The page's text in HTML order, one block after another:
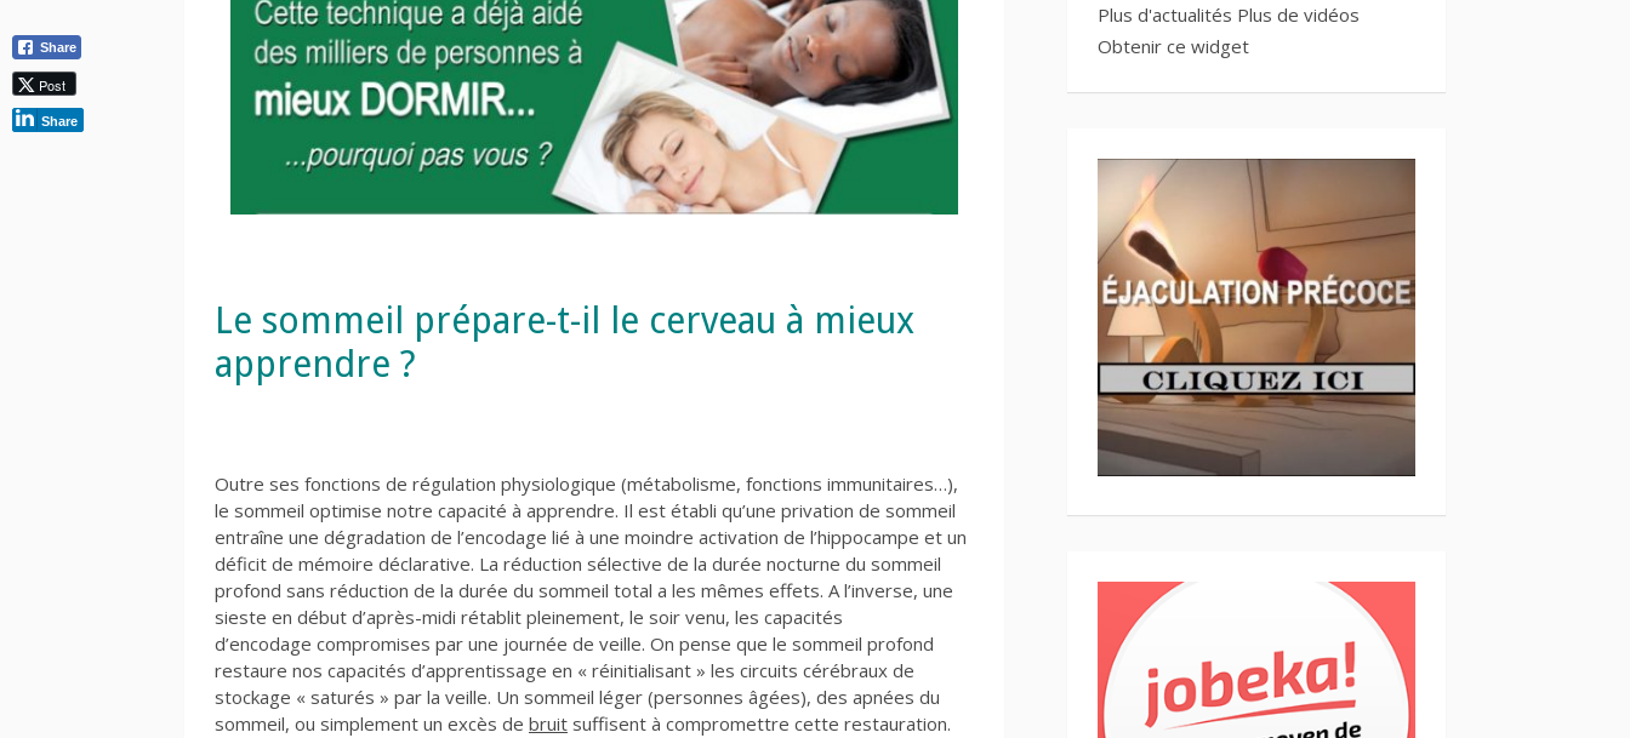
Le sommeil prépare-t-il le cerveau à mieux
apprendre ?
Outre ses fonctions de régulation physiologique (métabolisme, fonctions immunitaires…),
le sommeil optimise notre capacité à apprendre. Il est établi qu’une privation de sommeil
entraîne une dégradation de l’encodage lié à une moindre activation de l’hippocampe et un
déficit de mémoire déclarative. La réduction sélective de la durée nocturne du sommeil
profond sans réduction de la durée du sommeil total a les mêmes effets. A l’inverse, une
sieste en début d’après-midi rétablit pleinement, le soir venu, les capacités
d’encodage compromises par une journée de veille. On pense que le sommeil profond
restaure nos capacités d’apprentissage en « réinitialisant » les circuits cérébraux de
stockage « saturés » par la veille. Un sommeil léger (personnes âgées), des apnées du
sommeil, ou simplement un excès de bruit suffisent à compromettre cette restauration.
Plus d'actualités Plus de vidéos
Obtenir ce widget
Share
Post
Share